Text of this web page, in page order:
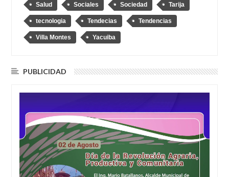
Salud Sociales Sociedad Tarija
tecnologia Tendecias Tendencias
Villa Montes Yacuiba
PUBLICIDAD